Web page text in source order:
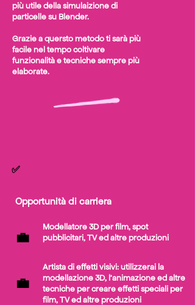
più utile della simulaizione di
particelle su Blender.
Grazie a quersto metodo ti sarà più
facile nel tempo coltivare
funzionalità e tecniche sempre più
elaborate.
✅
Opportunità di carriera
​💼
Modellatore 3D per film, spot
pubblicitari, TV ed altre produzioni
​💼
Artista di effetti visivi: utilizzerai la
modellazione 3D, l'animazione ed altre
tecniche per creare effetti speciali per
film, TV ed altre produzioni